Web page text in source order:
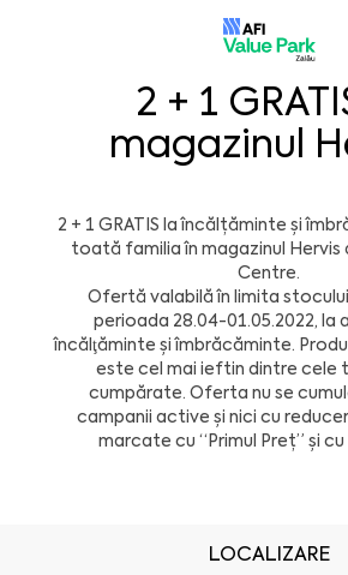
2 + 1
magazinul
2 + 1 GRATIS la încălțăminte și
toată familia în magazinul Hervis
Centre.
Ofertă valabilă în limita stocului
perioada 28.04-01.05.2022, la
încălţăminte și îmbrăcăminte.
este cel mai ieftin dintre cele
cumpărate. Oferta nu se
campanii active şi nici cu
marcate cu “Primul Preț” şi cu
LOCALIZARE